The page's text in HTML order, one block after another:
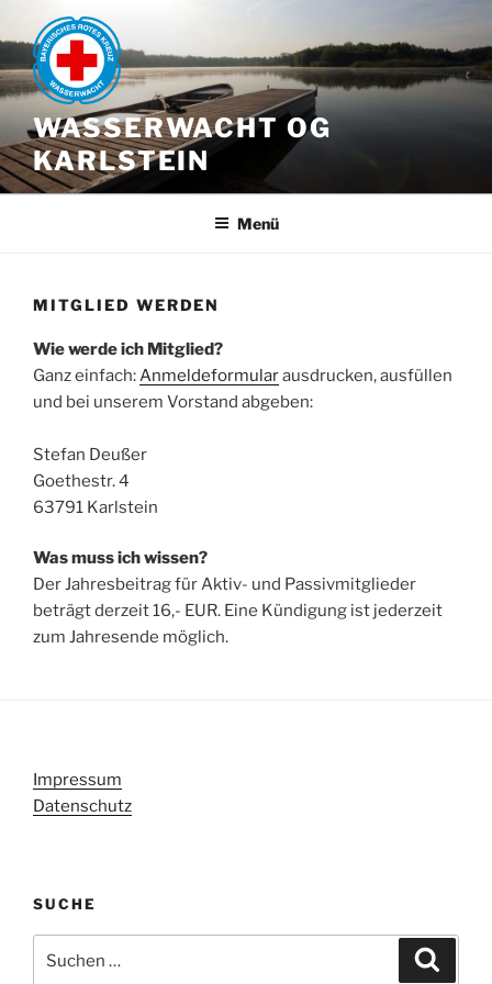
Inhalt
springen
WASSERWACHT OG
KARLSTEIN
Menü
MITGLIED WERDEN
Wie werde ich Mitglied?
Ganz einfach:Anmeldeformularausdrucken, ausfüllen
und bei unserem Vorstand abgeben:
Stefan Deußer
Goethestr. 4
63791 Karlstein
Was muss ich wissen?
Der Jahresbeitrag für Aktiv- und Passivmitglieder
beträgt derzeit 16,- EUR. Eine Kündigung ist jederzeit
zum Jahresende möglich.
Impressum
Datenschutz
SUCHE
nach: